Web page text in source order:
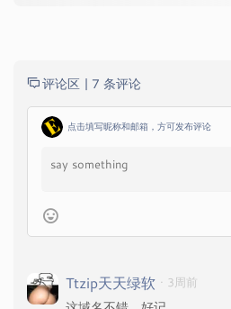
评论区 | 7 条评论
点击填写昵称和邮箱，方可发布评论
Ttzip天天绿软 · 3周前